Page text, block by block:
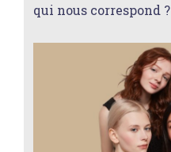
qui nous correspond ?